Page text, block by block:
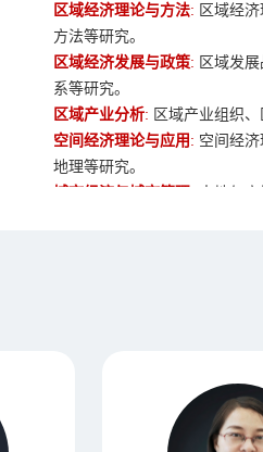
区域经济理论与方法: 区域经
方法等研究。
区域经济发展与政策: 区域发
系等研究。
区域产业分析: 区域产业组织
空间经济理论与应用: 空间经
地理等研究。
城市经济与城市管理: 土地与